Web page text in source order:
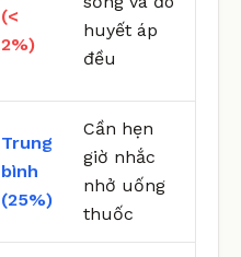
(<
2%)
huyết áp
đều
Trung
bình
(25%)
Cần hẹn
giờ nhắc
nhở uống
thuốc